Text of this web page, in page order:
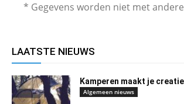
* Gegevens worden niet met
LAATSTE NIEUWS
Kamperen maakt je
Algemeen nieuws